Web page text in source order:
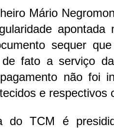
Mário
sequer
fato a serviço
não foi
e respectivos
do TCM é